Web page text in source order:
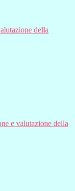
della
e valutazione della